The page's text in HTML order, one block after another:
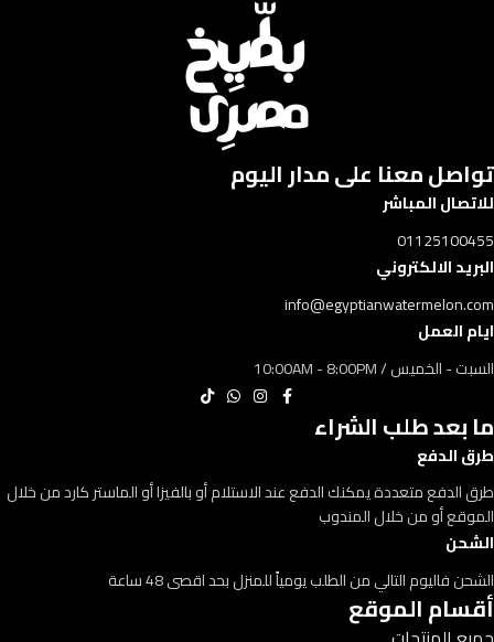
تواصل معنا على مدار اليوم​​
للاتصال المباشر
01125100455
البريد الالكتروني
info@egyptianwatermelon.com
ايام العمل
السبت - الخميس / 10:00AM - 8:00PM
ما بعد طلب الشراء
طرق الدفع
طرق الدفع متعددة يمكنك الدفع عند الاستلام أو بالفيزا أو الماستر كارد من خلال
الموقع أو من خلال المندوب
الشحن
الشحن فاليوم التالي من الطلب يومياً للمنزل بحد اقصى 48 ساعة
أقسام الموقع